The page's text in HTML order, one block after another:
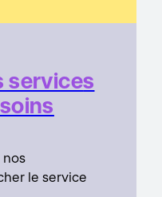
services
nos
le service